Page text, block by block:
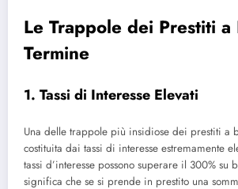
Le Trappole dei Prestiti a
Termine
1. Tassi di Interesse Elevati
Una delle trappole più insidiose dei prestiti a
costituita dai tassi di interesse estremamente
tassi d’interesse possono superare il 300% su
significa che se si prende in prestito una